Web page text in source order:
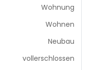
Wohnung
Wohnen
Neubau
vollerschlossen